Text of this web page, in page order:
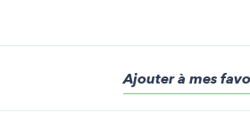
Ajouter à mes